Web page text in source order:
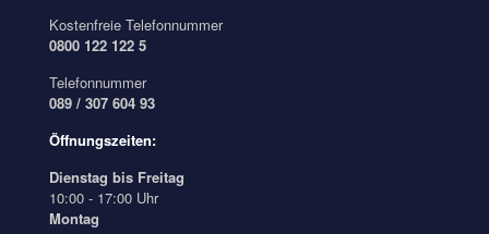
Kostenfreie Telefonnummer
0800 122 122 5
Telefonnummer
089 / 307 604 93
Öffnungszeiten:
Dienstag bis Freitag
10:00 - 17:00 Uhr
Montag